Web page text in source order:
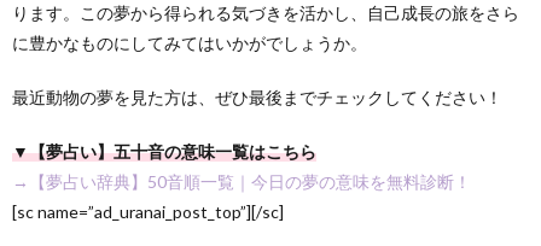
ります。この夢から得られる気づきを活かし、自己成長の旅をさら
に豊かなものにしてみてはいかがでしょうか。
最近動物の夢を見た方は、ぜひ最後までチェックしてください！
▼【夢占い】五十音の意味一覧はこちら
→【夢占い辞典】50音順一覧｜今日の夢の意味を無料診断！
[sc name=”ad_uranai_post_top”][/sc]